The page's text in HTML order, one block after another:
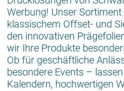
Werbung! Unser
klassischem Offset- und
den innovativen
wir Ihre Produkte
Ob für geschäftliche
besondere Events –
Kalendern, hochwertigen